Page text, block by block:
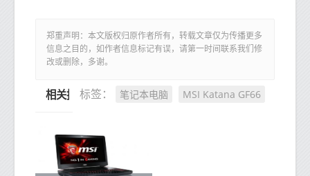
郑重声明：本文版权归原作者所有，转载文章仅为传播更多
信息之目的，如作者信息标记有误，请第一时间联系我们修
改或删除，多谢。
标签： 笔记本电脑 MSI Katana GF66
相关推荐